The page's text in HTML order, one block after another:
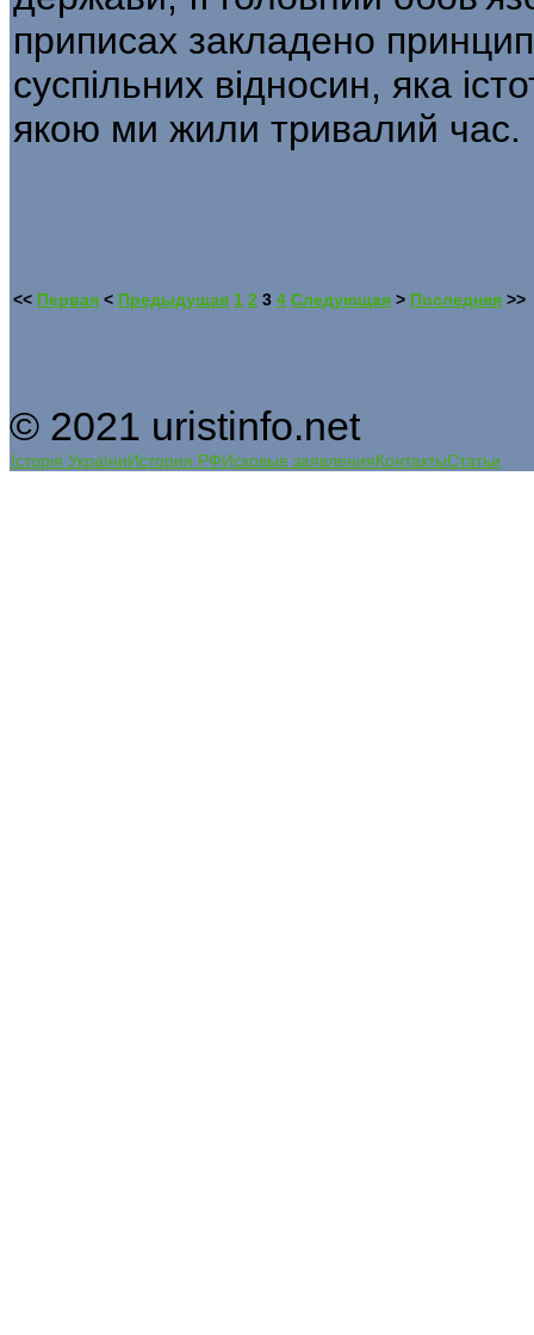
приписах закладено
суспільних відносин, яка
якою ми жили тривалий час.
<< Первая < Предыдущая 1 2 3 4 Следующая > Последняя >>
© 2021 uristinfo.net
Історія УкраїниИстория РФИсковые заявленияКонтактыСтатьи